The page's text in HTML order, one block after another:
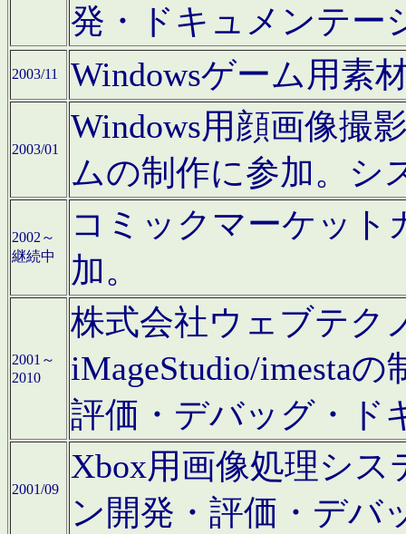
発・ドキュメンテー
2003/11 Windowsゲーム用素
2003/01
Windows用顔画像撮
ムの制作に参加。シ
2002～
継続中
コミックマーケット
加。
2001～
2010
株式会社ウェブテク
iMageStudio/imesta
評価・デバッグ・ド
2001/09
Xbox用画像処理シ
ン開発・評価・デバ